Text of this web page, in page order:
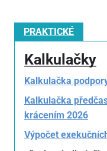
PRAKTICKÉ
Kalkulačky
Kalkulačka
Kalkulačka
krácením 2026
Výpočet